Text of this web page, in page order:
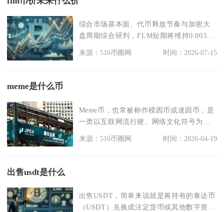
综合市场基本面、代币释放节奏与加密大
盘周期综合研判，FLM短期将维持0.0035
来源：516币圈网 时间：2026-07-15
meme是什么币
Meme币，也常被称作模因币或迷因币，是
一类以互联网流行梗、网络文化符号为核
来源：516币圈网 时间：2026-04-19
出售usdt是什么
出售USDT，简单来说就是将持有的泰达币
（USDT）兑换成法定货币或其他数字资产